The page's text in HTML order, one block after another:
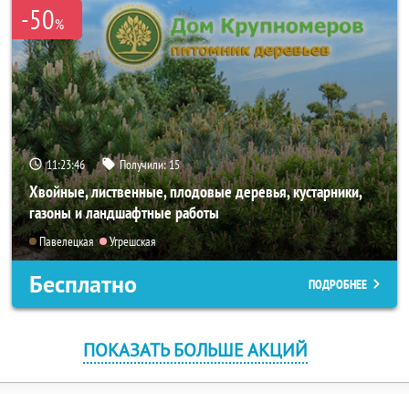
-50%
11:23:46 Получили:15
Хвойные, лиственные, плодовые деревья, кустарники,
газоны и ландшафтные работы
Павелецкая Угрешская
Бесплатно ПОДРОБНЕЕ
ПОКАЗАТЬ БОЛЬШЕ АКЦИЙ